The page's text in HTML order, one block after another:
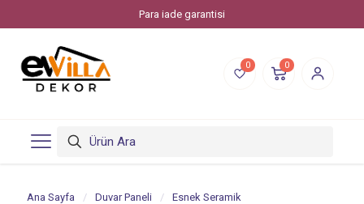
Evvilla Dekor, Piksstone'un bir online alışveriş markasıdır.
0 0
Ana Sayfa / Duvar Paneli /
Esnek Seramik